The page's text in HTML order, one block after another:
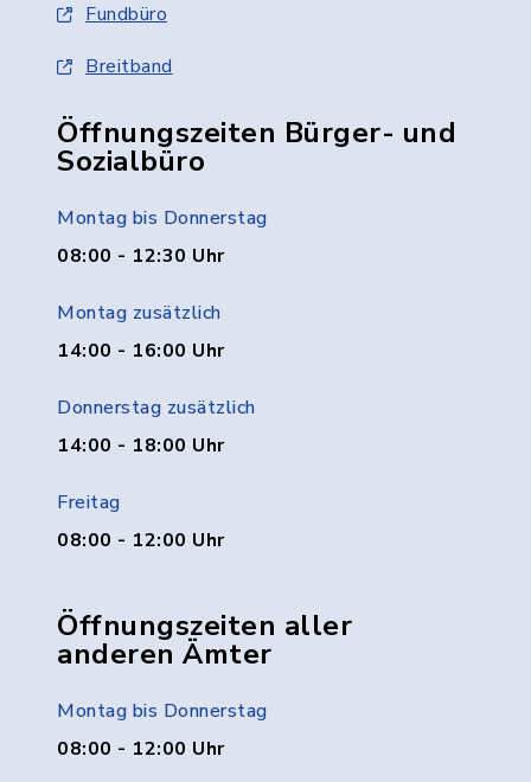
Fundbüro
Breitband
Öffnungszeiten Bürger- und
Sozialbüro
Montag bis Donnerstag
08:00 - 12:30 Uhr
Montag zusätzlich
14:00 - 16:00 Uhr
Donnerstag zusätzlich
14:00 - 18:00 Uhr
Freitag
08:00 - 12:00 Uhr
Öffnungszeiten aller
anderen Ämter
Montag bis Donnerstag
08:00 - 12:00 Uhr